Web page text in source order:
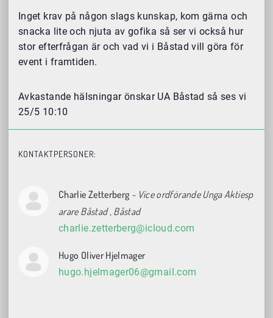
Inget krav på någon slags kunskap, kom gärna och
snacka lite och njuta av gofika så ser vi också hur
stor efterfrågan är och vad vi i Båstad vill göra för
event i framtiden.
Avkastande hälsningar önskar UA Båstad så ses vi
25/5 10:10
KONTAKTPERSONER:
Charlie Zetterberg - Vice ordförande Unga Aktiesp
arare Båstad, Båstad
charlie.zetterberg@icloud.com
Hugo Oliver Hjelmager
hugo.hjelmager06@gmail.com